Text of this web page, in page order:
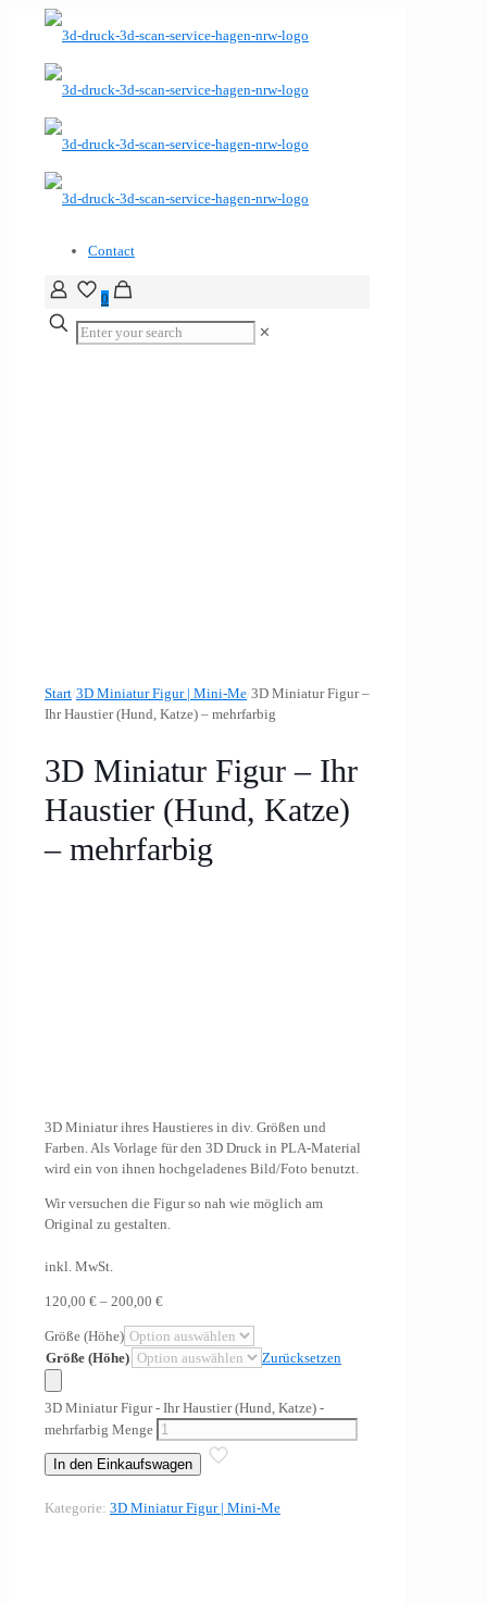
Contact
0
✕
Start 3D Miniatur Figur | Mini-Me 3D Miniatur Figur –
Ihr Haustier (Hund, Katze) – mehrfarbig
3D Miniatur Figur – Ihr
Haustier (Hund, Katze)
– mehrfarbig
3D Miniatur ihres Haustieres in div. Größen und
Farben. Als Vorlage für den 3D Druck in PLA-Material
wird ein von ihnen hochgeladenes Bild/Foto benutzt.
Wir versuchen die Figur so nah wie möglich am
Original zu gestalten.
inkl. MwSt.
120,00 € – 200,00 €
Größe (Höhe)
Größe (Höhe)
Zurücksetzen
3D Miniatur Figur - Ihr Haustier (Hund, Katze) -
mehrfarbig Menge
In den Einkaufswagen
Kategorie: 3D Miniatur Figur | Mini-Me